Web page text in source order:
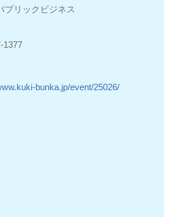
ブリックビジネス
1377
bunka.jp/event/25026/